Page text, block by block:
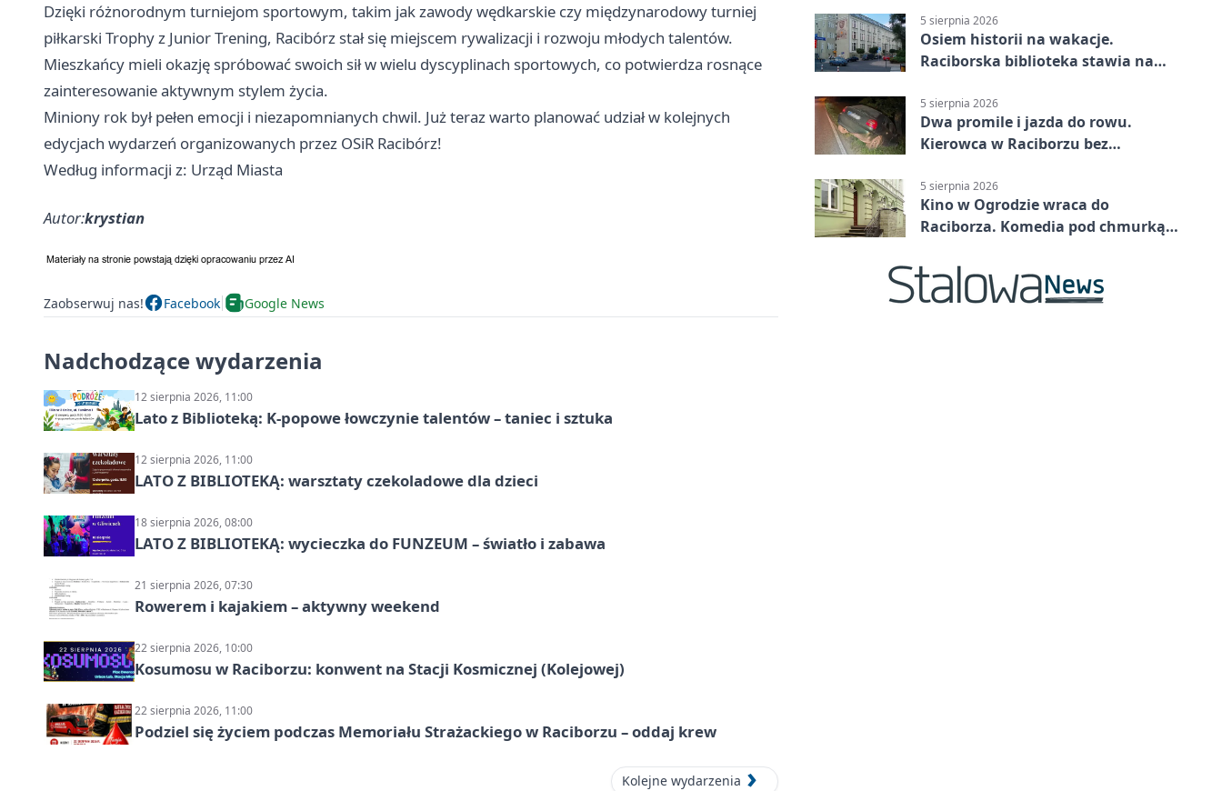
Dzięki różnorodnym turniejom sportowym, takim jak zawody wędkarskie czy międzynarodowy turniej
piłkarski Trophy z Junior Trening, Racibórz stał się miejscem rywalizacji i rozwoju młodych talentów.
Mieszkańcy mieli okazję spróbować swoich sił w wielu dyscyplinach sportowych, co potwierdza rosnące
zainteresowanie aktywnym stylem życia.
Miniony rok był pełen emocji i niezapomnianych chwil. Już teraz warto planować udział w kolejnych
edycjach wydarzeń organizowanych przez OSiR Racibórz!
Według informacji z: Urząd Miasta
Autor:krystian
Zaobserwuj nas! Facebook Google News
Nadchodzące wydarzenia
12 sierpnia 2026, 11:00
Lato z Biblioteką: K-popowe łowczynie talentów – taniec i sztuka
12 sierpnia 2026, 11:00
LATO Z BIBLIOTEKĄ: warsztaty czekoladowe dla dzieci
18 sierpnia 2026, 08:00
LATO Z BIBLIOTEKĄ: wycieczka do FUNZEUM – światło i zabawa
21 sierpnia 2026, 07:30
Rowerem i kajakiem – aktywny weekend
22 sierpnia 2026, 10:00
Kosumosu w Raciborzu: konwent na Stacji Kosmicznej (Kolejowej)
22 sierpnia 2026, 11:00
Podziel się życiem podczas Memoriału Strażackiego w Raciborzu – oddaj krew
Kolejne wydarzenia
5 sierpnia 2026
Osiem historii na wakacje.
Raciborska biblioteka stawia na
5 sierpnia 2026
Dwa promile i jazda do rowu.
Kierowca w Raciborzu bez
5 sierpnia 2026
Kino w Ogrodzie wraca do
Raciborza. Komedia pod chmurką